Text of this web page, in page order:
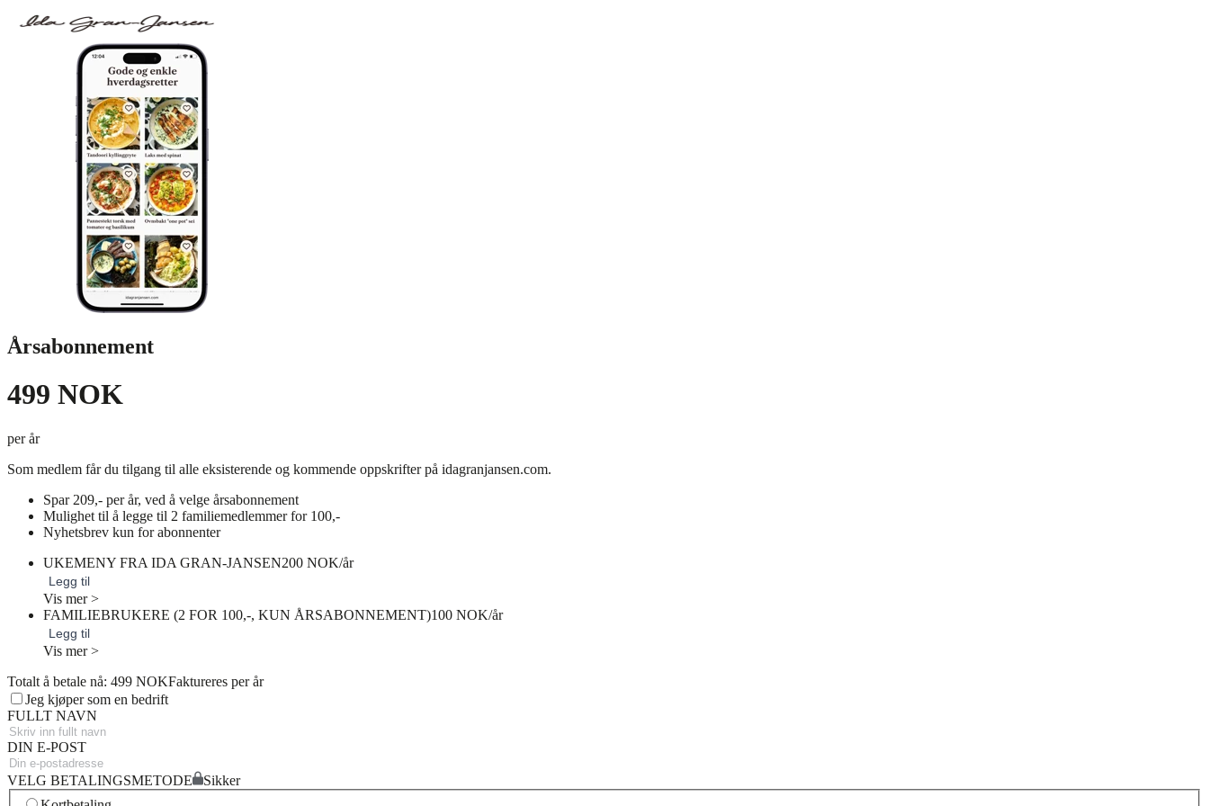
Årsabonnement
499 NOK
per år
Som medlem får du tilgang til alle eksisterende og kommende oppskrifter på idagranjansen.com.
Spar 209,- per år, ved å velge årsabonnement
Mulighet til å legge til 2 familiemedlemmer for 100,-
Nyhetsbrev kun for abonnenter
UKEMENY FRA IDA GRAN-JANSEN200 NOK/år
Legg til
Vis mer >
FAMILIEBRUKERE (2 FOR 100,-, KUN ÅRSABONNEMENT)100 NOK/år
Legg til
Vis mer >
Totalt å betale nå: 499 NOKFaktureres per år
Jeg kjøper som en bedrift
FULLT NAVN
DIN E-POST
VELG BETALINGSMETODE
Sikker